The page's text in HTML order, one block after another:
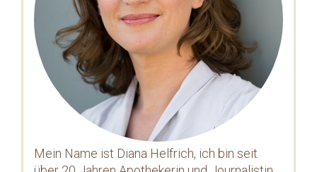
Mein Name ist Diana Helfrich, ich bin seit